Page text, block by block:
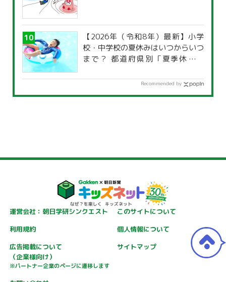
【2026年（令和8年）最新】小学
校・中学校の夏休みはいつからいつ
まで？ 都道府県別「夏季休暇一
Recommended by
運営会社：朝日学研シンクエスト
このサイトについて
利用規約
個人情報について
広告掲載について
（企業様向け）
※パートナー企業のページに遷移します
サイトマップ